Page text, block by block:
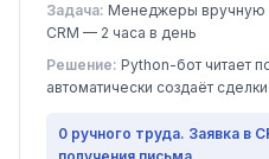
Задача: Менеджеры вручную
CRM — 2 часа в день
Решение: Python-бот читает
автоматически создаёт
0 ручного труда. Заявка в